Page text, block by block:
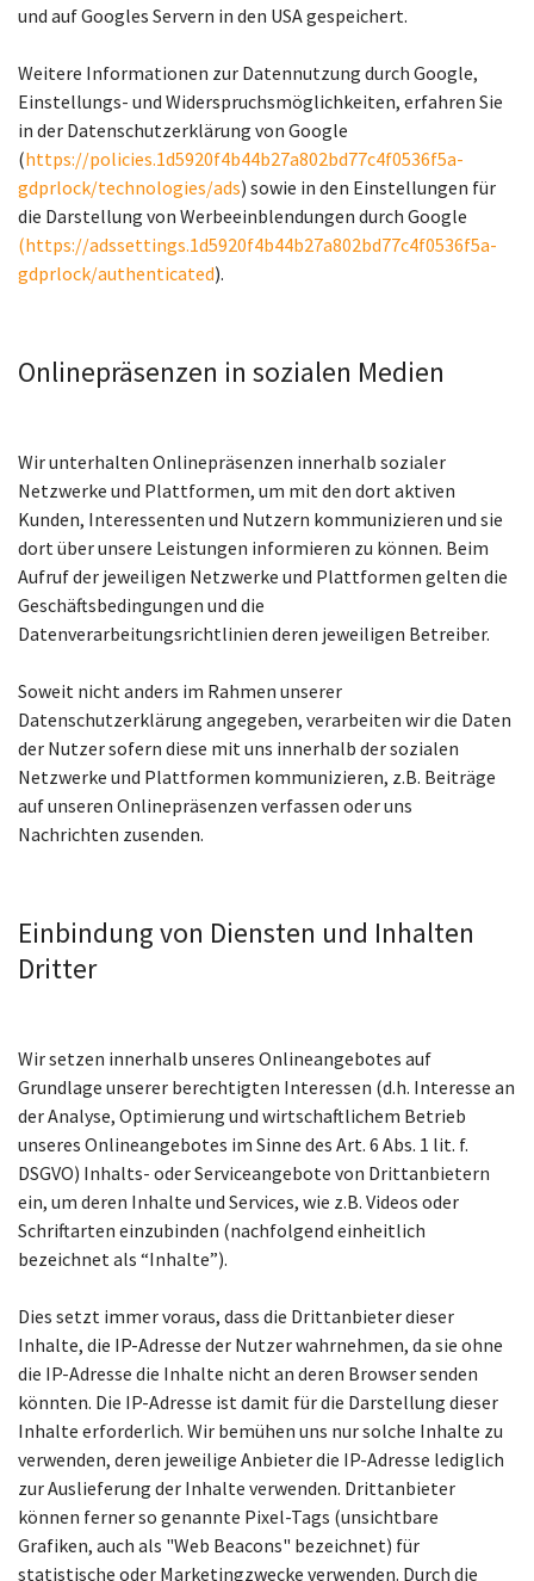
und auf Googles Servern in den USA gespeichert.
Weitere Informationen zur Datennutzung durch Google,
Einstellungs- und Widerspruchsmöglichkeiten, erfahren Sie
in der Datenschutzerklärung von Google
(https://policies.1d5920f4b44b27a802bd77c4f0536f5a-
gdprlock/technologies/ads) sowie in den Einstellungen für
die Darstellung von Werbeeinblendungen durch Google
(https://adssettings.1d5920f4b44b27a802bd77c4f0536f5a-
gdprlock/authenticated).
Onlinepräsenzen in sozialen Medien
Wir unterhalten Onlinepräsenzen innerhalb sozialer
Netzwerke und Plattformen, um mit den dort aktiven
Kunden, Interessenten und Nutzern kommunizieren und sie
dort über unsere Leistungen informieren zu können. Beim
Aufruf der jeweiligen Netzwerke und Plattformen gelten die
Geschäftsbedingungen und die
Datenverarbeitungsrichtlinien deren jeweiligen Betreiber.
Soweit nicht anders im Rahmen unserer
Datenschutzerklärung angegeben, verarbeiten wir die Daten
der Nutzer sofern diese mit uns innerhalb der sozialen
Netzwerke und Plattformen kommunizieren, z.B. Beiträge
auf unseren Onlinepräsenzen verfassen oder uns
Nachrichten zusenden.
Einbindung von Diensten und Inhalten
Dritter
Wir setzen innerhalb unseres Onlineangebotes auf
Grundlage unserer berechtigten Interessen (d.h. Interesse an
der Analyse, Optimierung und wirtschaftlichem Betrieb
unseres Onlineangebotes im Sinne des Art. 6 Abs. 1 lit. f.
DSGVO) Inhalts- oder Serviceangebote von Drittanbietern
ein, um deren Inhalte und Services, wie z.B. Videos oder
Schriftarten einzubinden (nachfolgend einheitlich
bezeichnet als “Inhalte”).
Dies setzt immer voraus, dass die Drittanbieter dieser
Inhalte, die IP-Adresse der Nutzer wahrnehmen, da sie ohne
die IP-Adresse die Inhalte nicht an deren Browser senden
könnten. Die IP-Adresse ist damit für die Darstellung dieser
Inhalte erforderlich. Wir bemühen uns nur solche Inhalte zu
verwenden, deren jeweilige Anbieter die IP-Adresse lediglich
zur Auslieferung der Inhalte verwenden. Drittanbieter
können ferner so genannte Pixel-Tags (unsichtbare
Grafiken, auch als "Web Beacons" bezeichnet) für
statistische oder Marketingzwecke verwenden. Durch die